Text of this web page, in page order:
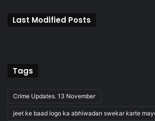
Last Modified Posts
Tags
Crime Updates. 13 November
jeet ke baad logo ka abhiwadan swekar karte